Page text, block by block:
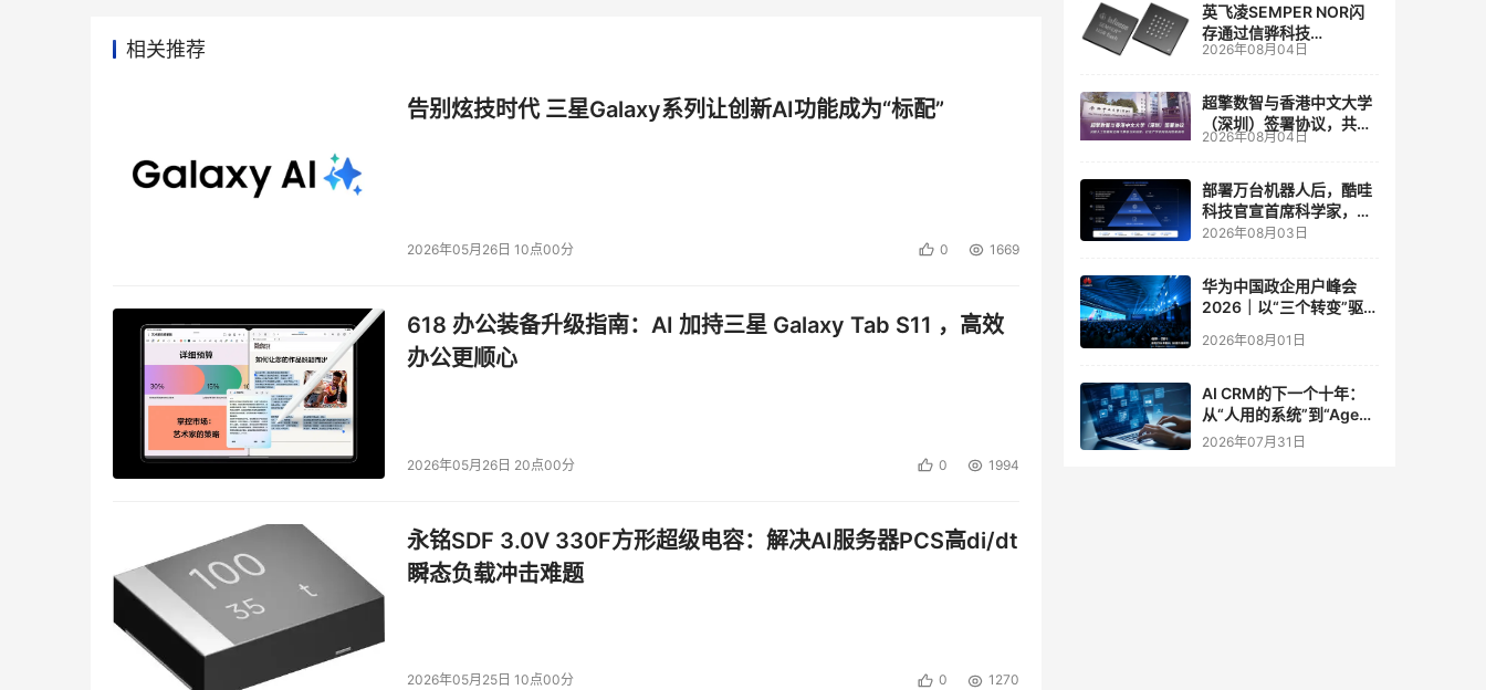
相关推荐
告别炫技时代 三星Galaxy系列让创新AI功能成为“标配”
2026年05月26日 10点00分 0 1669
618 办公装备升级指南：AI 加持三星 Galaxy Tab S11 ，高效
办公更顺心
2026年05月26日 20点00分 0 1994
永铭SDF 3.0V 330F方形超级电容：解决AI服务器PCS高di/dt
瞬态负载冲击难题
2026年05月25日 10点00分 0 1270
英飞凌SEMPER NOR闪
存通过信骅科技
AST2700 BMC认证，全
管理
2026年08月04日
超擎数智与香港中文大学
（深圳）签署协议，共建
人工智能和边缘计算联合
2026年08月04日
部署万台机器人后，酷哇
科技官宣首席科学家，要
让世界模型交付生产力
2026年08月03日
华为中国政企用户峰会
2026｜以“三个转变”驱动
2026年08月01日
AI CRM的下一个十年：
从“人用的系统”到“Agent
调用的底座”
2026年07月31日